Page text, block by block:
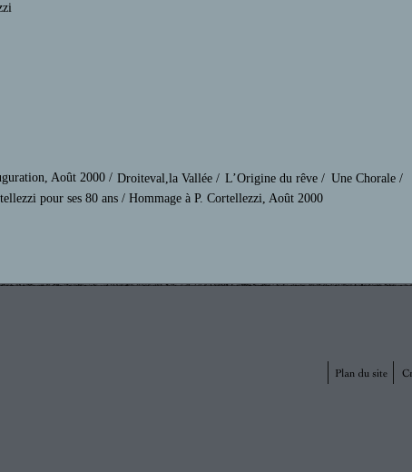
L’Origine du rêve /
Août 2000 / Une Chorale /
Droiteval,la Vallée /
pour ses 80 ans / Hommage à P. Cortellezzi, Août 2000